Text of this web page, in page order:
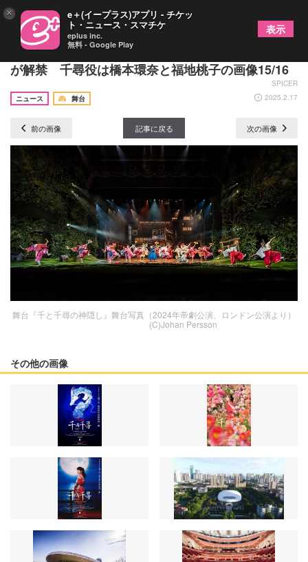
舞台『千と千尋の神隠し』上海公演の出演キャスト
が解禁 千尋役は橋本環奈と福地桃子の画像15/16
SPICER
ニュース
舞台 2025.2.17
前の画像 記事に戻る 次の画像
舞台『千と千尋の神隠し』舞台写真（2024年帝劇公演、ロンドン公演より）
(C)Johan Persson
その他の画像
× e＋(イープラス)アプリ - チケッ
ト・ニュース・スマチケ
eplus inc.
無料 - Google Play
表示